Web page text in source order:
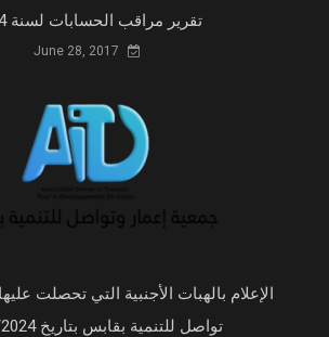
تقرير مراقب الحسابات لسنة 2024
الإعلام بالهبات الأجنبية التي تحصلت
تواصل للتنمية بقابس بتاريخ 15/08/2024.